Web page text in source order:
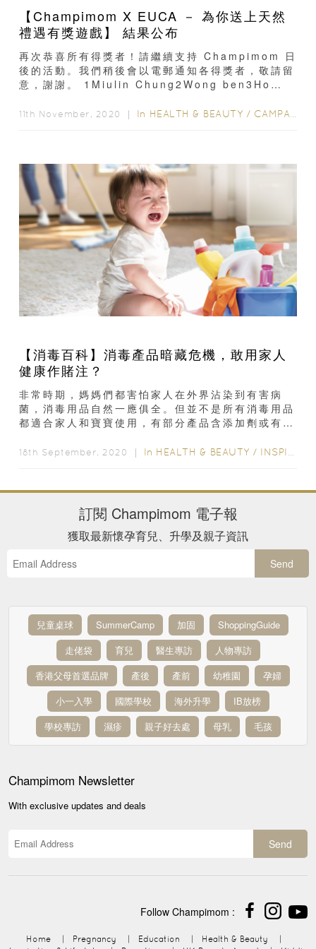
【Champimom X EUCA － 為你送上天然
禮遇有獎遊戲】 結果公布
再次恭喜所有得獎者！請繼續支持 Champimom 日
後的活動。我們稍後會以電郵通知各得獎者，敬請留
意，謝謝。 1Miulin Chung2Wong ben3Ho
Lui7Yunng8言擇9淑儀梁10Tony
11th November, 2020 ｜ In HEALTH & BEAUTY / CAMPAIGN WINNERS
【消毒百科】消毒產品暗藏危機，敢用家人
健康作賭注？
非常時期，媽媽們都害怕家人在外界沾染到有害病
菌，消毒用品自然一應俱全。但並不是所有消毒用品
都適合家人和寶寶使用，有部分產品含添加劑或有害
18th September, 2020 ｜ In HEALTH & BEAUTY / INSPIRATION & LIFESTYLE
訂閱 Champimom 電子報
獲取最新懷孕育兒、升學及親子資訊
Send
兒童桌球 SummerCamp 加固
ShoppingGuide
走佬袋
育兒 醫生專訪
人物專訪
香港父母首選品牌
產後 產前 幼稚園
孕婦
小一入學
國際學校 海外升學
IB放榜
學校專訪
濕疹 親子好去處 母乳 毛孩
Champimom Newsletter
With exclusive updates and deals
Send
Follow Champimom :
Home | Pregnancy | Education | Health & Beauty
|